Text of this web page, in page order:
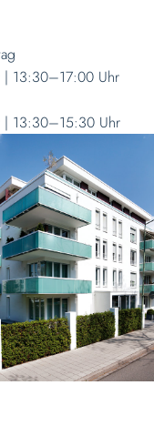
13:30–17:00 Uhr
13:30–15:30 Uhr